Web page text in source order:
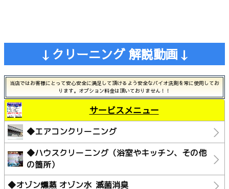
↓クリーニング 解説動画↓
当店ではお客様にとって安心安全に満足して頂けるよう安全なバイオ洗剤を常に使用してお
ります。オプション料金は頂いておりません！！
サービスメニュー
◆エアコンクリーニング
◆ハウスクリーニング（浴室やキッチン、その他
の箇所）
◆オゾン燻蒸 オゾン水 滅菌消臭